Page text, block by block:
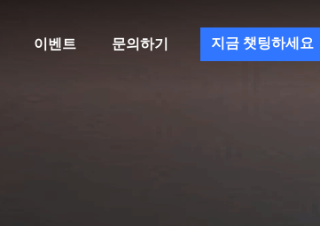
이벤트 문의하기 지금 챗팅하세요